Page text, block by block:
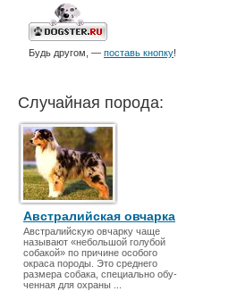
Будь другом, — поставь кнопку!
Случайная порода:
Австралийская овчарка
Австралийскую овчарку чаще
называют «небольшой голубой
собакой» по причине особого
окраса породы. Это среднего
размера собака, специально обу­
ченная для охраны ...